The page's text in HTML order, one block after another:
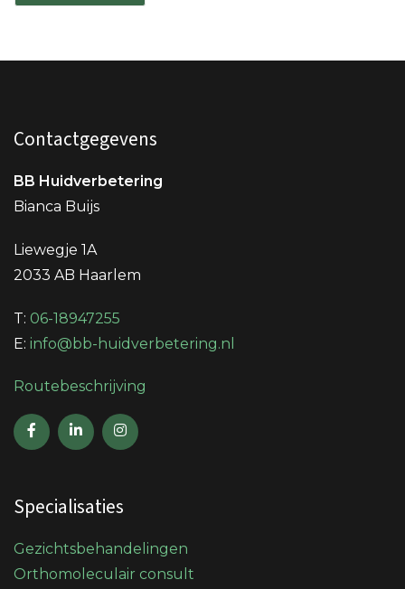
Contactgegevens
BB Huidverbetering
Bianca Buijs
Liewegje 1A
2033 AB Haarlem
T: 06-18947255
E: info@bb-huidverbetering.nl
Routebeschrijving
Specialisaties
Gezichtsbehandelingen
Orthomoleculair consult